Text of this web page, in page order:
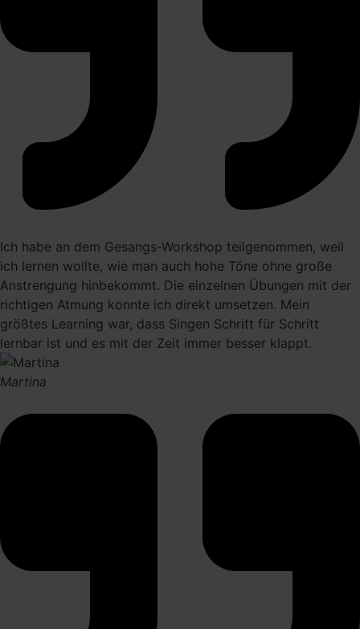
Ich habe an dem Gesangs-Workshop teilgenommen, weil
ich lernen wollte, wie man auch hohe Töne ohne große
Anstrengung hinbekommt. Die einzelnen Übungen mit der
richtigen Atmung konnte ich direkt umsetzen. Mein
größtes Learning war, dass Singen Schritt für Schritt
lernbar ist und es mit der Zeit immer besser klappt.
Martina